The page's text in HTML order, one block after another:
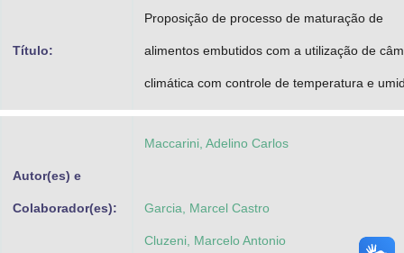
Título:
Proposição de processo de maturação de
alimentos embutidos com a utilização de
climática com controle de temperatura e
Autor(es) e
Colaborador(es):
Maccarini, Adelino Carlos
Garcia, Marcel Castro
Cluzeni, Marcelo Antonio